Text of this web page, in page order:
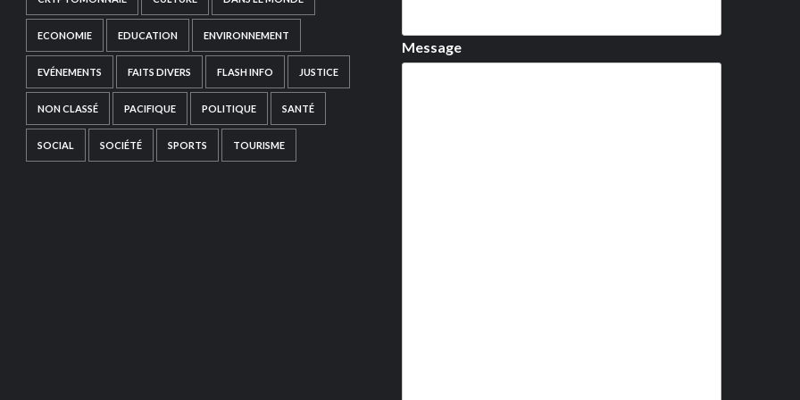
ECONOMIE EDUCATION ENVIRONNEMENT
EVÉNEMENTS FAITS DIVERS FLASH INFO JUSTICE
NON CLASSÉ PACIFIQUE POLITIQUE SANTÉ
SOCIAL SOCIÉTÉ SPORTS TOURISME
Message